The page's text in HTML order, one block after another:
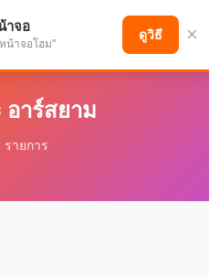
ก้าวหน้า
อาร์สยาม
ายการ
าจอ
น้าจอโฮม"
ดูวิธี ×